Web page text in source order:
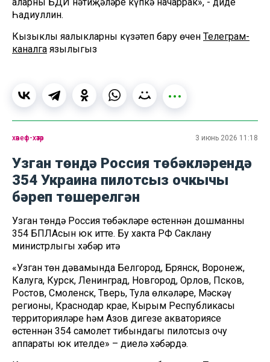
Һадиуллин.
Кызыклы яңалыкларны күзәтеп бару өчен Телеграм-
каналга язылыгыз
хәвеф-хәтәр 3 июнь 2026 11:18
Узган төндә Россия төбәкләрендә
354 Украина пилотсыз очкычы
бәреп төшерелгән
Узган төндә Россия төбәкләре өстеннән дошманның
354 БПЛАсын юк итте. Бу хакта РФ Саклану
министрлыгы хәбәр итә
«Узган төн дәвамында Белгород, Брянск, Воронеж,
Калуга, Курск, Ленинград, Новгород, Орлов, Псков,
Ростов, Смоленск, Тверь, Тула өлкәләре, Мәскәү
регионы, Краснодар крае, Кырым Республикасы
территорияләре һәм Азов диңгезе акваториясе
өстеннән 354 самолет тибындагы пилотсыз очу
аппараты юк ителде» – диелә хәбәрдә.